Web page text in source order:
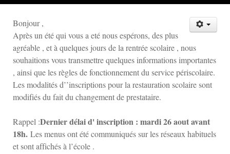
Bonjour ,
Après un été qui vous a eté nous espérons, des plus
agréable , et à quelques jours de la rentrée scolaire , nous
souhaitions vous transmettre quelques informations importantes
, ainsi que les règles de fonctionnement du service périscolaire.
Les modalités d’’inscriptions pour la restauration scolaire sont
modifiés du fait du changement de prestataire.
Rappel :Dernier délai d' inscription : mardi 26 aout avant
18h. Les menus ont été communiqués sur les réseaux habituels
et sont affichés à l’école .